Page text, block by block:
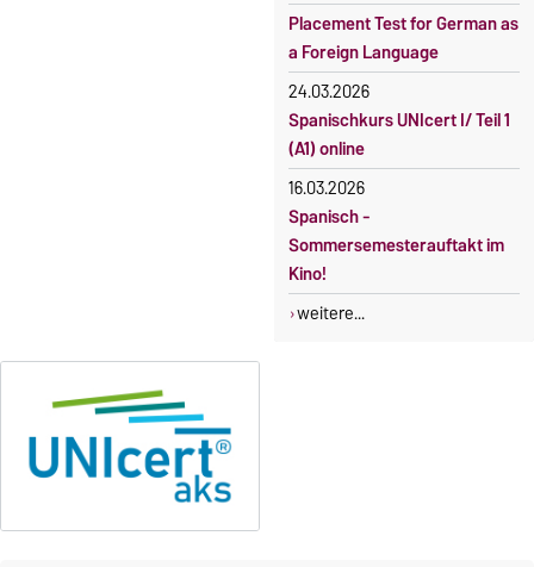
Placement Test for German as
a Foreign Language
24.03.2026
Spanischkurs UNIcert I/ Teil 1
(A1) online
16.03.2026
Spanisch -
Sommersemesterauftakt im
Kino!
weitere...